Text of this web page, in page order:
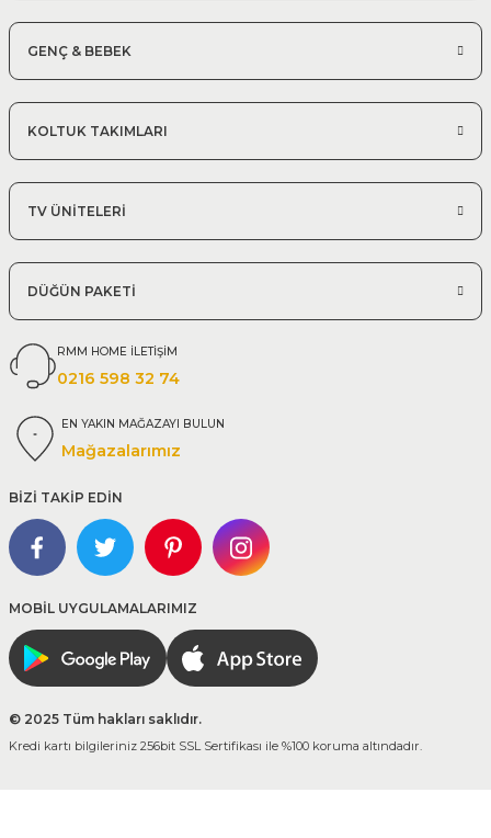
GENÇ & BEBEK
KOLTUK TAKIMLARI
TV ÜNİTELERİ
DÜĞÜN PAKETİ
RMM HOME İLETİŞİM
0216 598 32 74
EN YAKIN MAĞAZAYI BULUN
Mağazalarımız
BİZİ TAKİP EDİN
MOBİL UYGULAMALARIMIZ
© 2025 Tüm hakları saklıdır.
Kredi kartı bilgileriniz 256bit SSL Sertifikası ile %100 koruma altındadır.